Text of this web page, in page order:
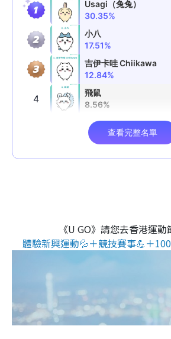
《U GO》請您去香港運動
體驗新興運動💦＋競技賽事💪＋